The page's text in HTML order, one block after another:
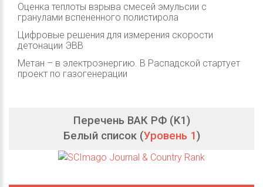
Оценка теплоты взрыва смесей эмульсии с
гранулами вспененного полистирола
Цифровые решения для измерения скорости
детонации ЭВВ
Метан – в электроэнергию. В Распадской стартует
проект по газогенерации
Перечень ВАК РФ (K1)
Белый список (Уровень 1)